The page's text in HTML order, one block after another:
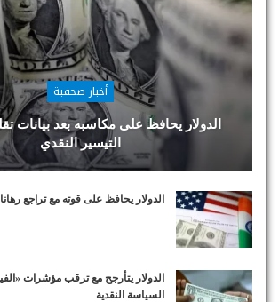
أخبار صحفية
الدولار يحافظ على مكاسبه بعد بيانات
التيسير النقدي
الدولار يحافظ على قوته مع تراجع
الدولار يتأرجح مع ترقب مؤشرات
السياسة النقدية